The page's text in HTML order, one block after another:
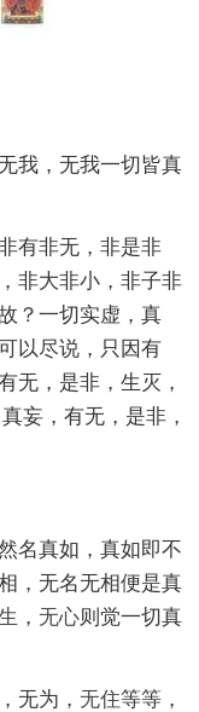
我，无我一切皆真
有非无，非是非
非大非小，非子非
？一切实虚，真
以尽说，只因有
无，是非，生灭，
妄，有无，是非，
真如，真如即不
，无名无相便是真
， 无心则觉一切真
无为， 无住等等，